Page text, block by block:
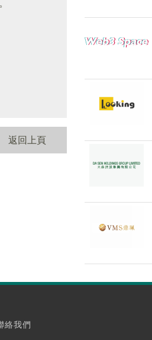
返回上頁
絡我們